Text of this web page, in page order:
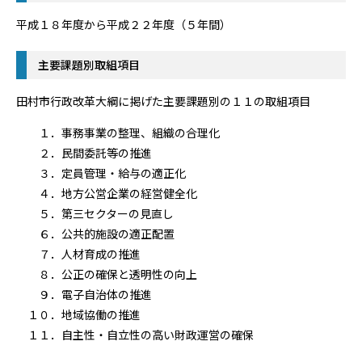
平成１８年度から平成２２年度（５年間）
主要課題別取組項目
田村市行政改革大綱に掲げた主要課題別の１１の取組項目
１．事務事業の整理、組織の合理化
２．民間委託等の推進
３．定員管理・給与の適正化
４．地方公営企業の経営健全化
５．第三セクターの見直し
６．公共的施設の適正配置
７．人材育成の推進
８．公正の確保と透明性の向上
９．電子自治体の推進
１０．地域協働の推進
１１．自主性・自立性の高い財政運営の確保